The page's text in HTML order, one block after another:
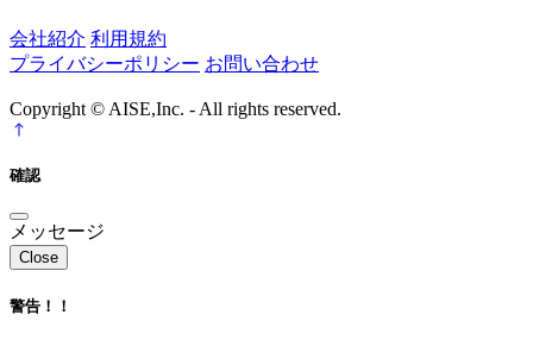
会社紹介 利用規約
プライバシーポリシー お問い合わせ
Copyright © AISE,Inc. - All rights reserved.
確認
メッセージ
Close
警告！！